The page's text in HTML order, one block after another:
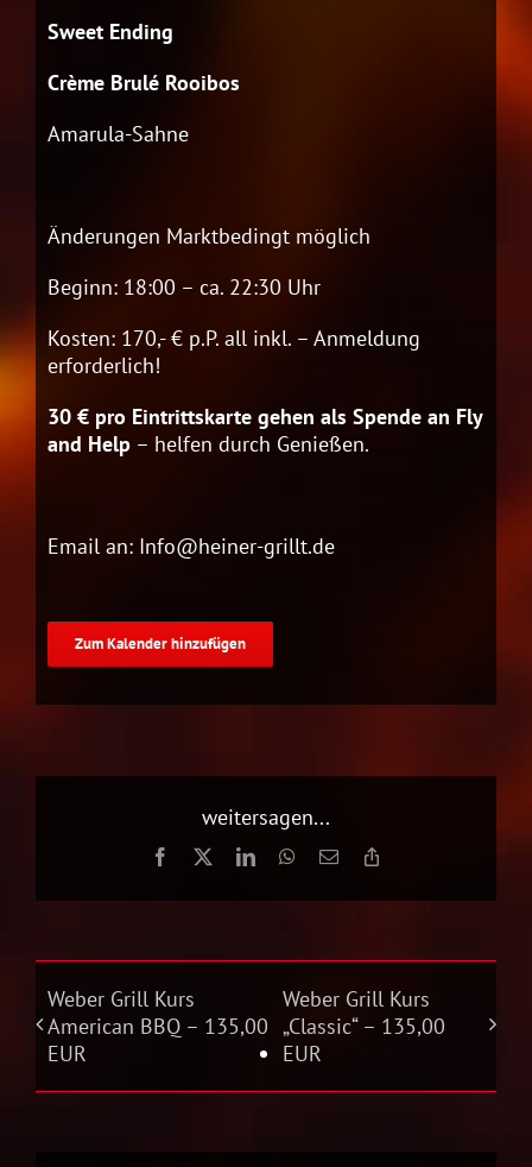
Sweet Ending
Crème Brulé Rooibos
Amarula-Sahne
Änderungen Marktbedingt möglich
Beginn: 18:00 – ca. 22:30 Uhr
Kosten: 170,- € p.P. all inkl. – Anmeldung
erforderlich!
30 € pro Eintrittskarte gehen als Spende an Fly
and Help – helfen durch Genießen.
Email an: Info@heiner-grillt.de
Zum Kalender hinzufügen
weitersagen...
Facebook LinkedInWhatsApp
E-
Weber Grill Kurs
American BBQ – 135,00
EUR
Weber Grill Kurs
„Classic“ – 135,00
EUR